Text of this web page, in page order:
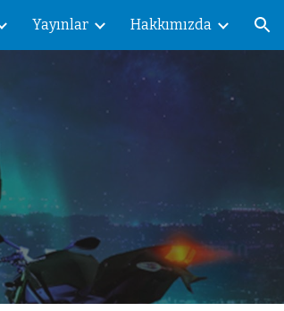
Yayınlar Hakkımızda